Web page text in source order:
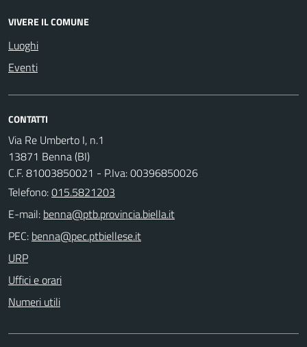
VIVERE IL COMUNE
Luoghi
Eventi
CONTATTI
Via Re Umberto I, n.1
13871 Benna (BI)
C.F. 81003850021 - P.Iva: 00396850026
Telefono:015.5821203
E-mail:
PEC:
URP
Uffici e orari
Numeri utili